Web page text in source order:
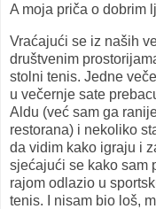
A moja priča o dobrim
Vraćajući se iz naših
društvenim
stolni tenis. Jedne
u večernje sate
Aldu (već sam ga
restorana) i nekoliko
da vidim kako igraju i
sjećajući se kako sam
rajom odlazio u
tenis. I nisam bio loš,